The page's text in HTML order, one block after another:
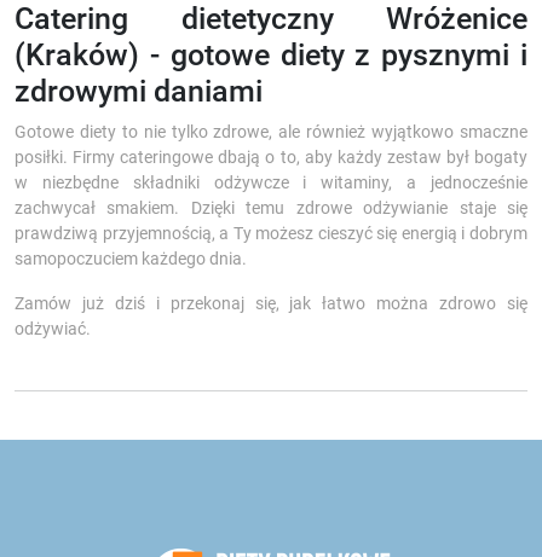
Catering dietetyczny Wróżenice
(Kraków) - gotowe diety z pysznymi i
zdrowymi daniami
Gotowe diety to nie tylko zdrowe, ale również wyjątkowo smaczne
posiłki. Firmy cateringowe dbają o to, aby każdy zestaw był bogaty
w niezbędne składniki odżywcze i witaminy, a jednocześnie
zachwycał smakiem. Dzięki temu zdrowe odżywianie staje się
prawdziwą przyjemnością, a Ty możesz cieszyć się energią i dobrym
samopoczuciem każdego dnia.
Zamów już dziś i przekonaj się, jak łatwo można zdrowo się
odżywiać.